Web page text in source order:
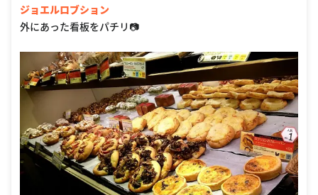
ジョエルロブション
外にあった看板をパチリ📷